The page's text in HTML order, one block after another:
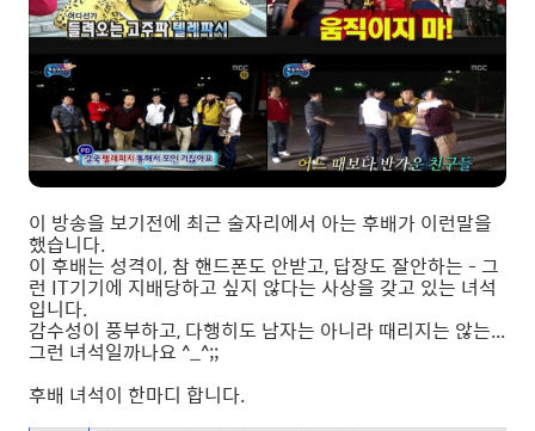
이 방송을 보기전에 최근 술자리에서 아는 후배가 이런말을
했습니다.
이 후배는 성격이, 참 핸드폰도 안받고, 답장도 잘안하는 - 그
런 IT기기에 지배당하고 싶지 않다는 사상을 갖고 있는 녀석
입니다.
감수성이 풍부하고, 다행히도 남자는 아니라 때리지는 않는...
그런 녀석일까나요 ^_^;;
후배 녀석이 한마디 합니다.